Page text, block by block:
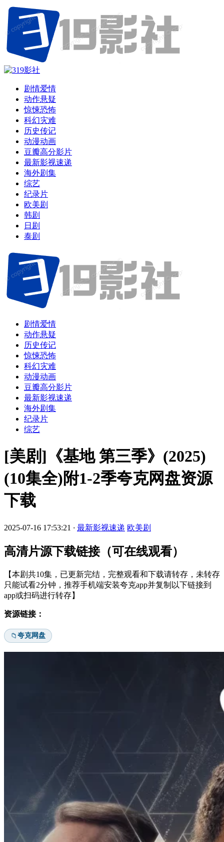
剧情爱情
动作悬疑
惊悚恐怖
科幻灾难
历史传记
动漫动画
豆瓣高分影片
最新影视速递
海外剧集
综艺
纪录片
欧美剧
韩剧
日剧
泰剧
剧情爱情
动作悬疑
历史传记
惊悚恐怖
科幻灾难
动漫动画
豆瓣高分影片
最新影视速递
海外剧集
纪录片
综艺
[美剧]《基地 第三季》(2025)
(10集全)附1-2季夸克网盘资源
下载
2025-07-16 17:53:21 · 最新影视速递 欧美剧
高清片源下载链接（可在线观看）
【本剧共10集，已更新完结，完整观看和下载请转存，未转存
只能试看2分钟，推荐手机端安装夸克app并复制以下链接到
app或扫码进行转存】
资源链接：
📁夸克网盘